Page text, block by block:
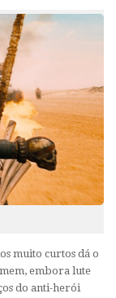
muito curtos dá o
embora lute
do anti-herói